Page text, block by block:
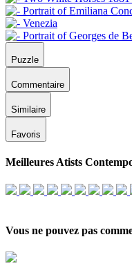
Puzzle
Commentaire
Similaire
Favoris
Meilleures Atists
Vous ne pouvez pas